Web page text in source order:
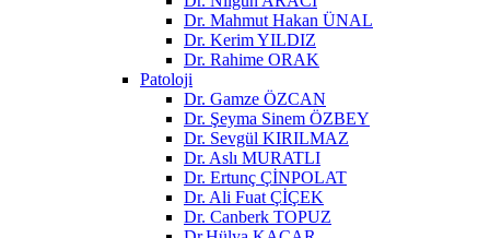
Dr. Mahmut Hakan ÜNAL
Dr. Kerim YILDIZ
Dr. Rahime ORAK
Patoloji
Dr. Gamze ÖZCAN
Dr. Şeyma Sinem ÖZBEY
Dr. Sevgül KIRILMAZ
Dr. Aslı MURATLI
Dr. Ertunç ÇİNPOLAT
Dr. Ali Fuat ÇİÇEK
Dr. Canberk TOPUZ